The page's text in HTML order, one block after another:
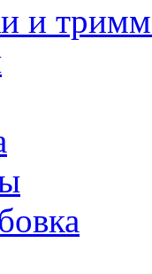
и